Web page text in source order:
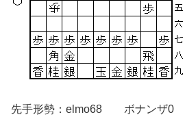
先手形勢：elmo68 ボナンザ0